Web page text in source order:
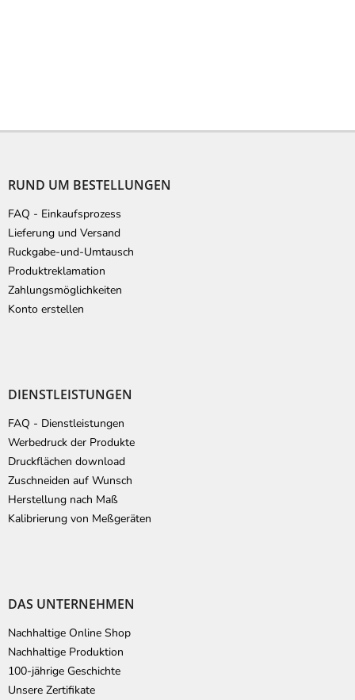
F
RUND UM BESTELLUNGEN
FAQ - Einkaufsprozess
Lieferung und Versand
Ruckgabe-und-Umtausch
Produktreklamation
Zahlungsmöglichkeiten
Konto erstellen
DIENSTLEISTUNGEN
FAQ - Dienstleistungen
Werbedruck der Produkte
Druckflächen download
Zuschneiden auf Wunsch
Herstellung nach Maß
Kalibrierung von Meßgeräten
DAS UNTERNEHMEN
Nachhaltige Online Shop
Nachhaltige Produktion
100-jährige Geschichte
Unsere Zertifikate